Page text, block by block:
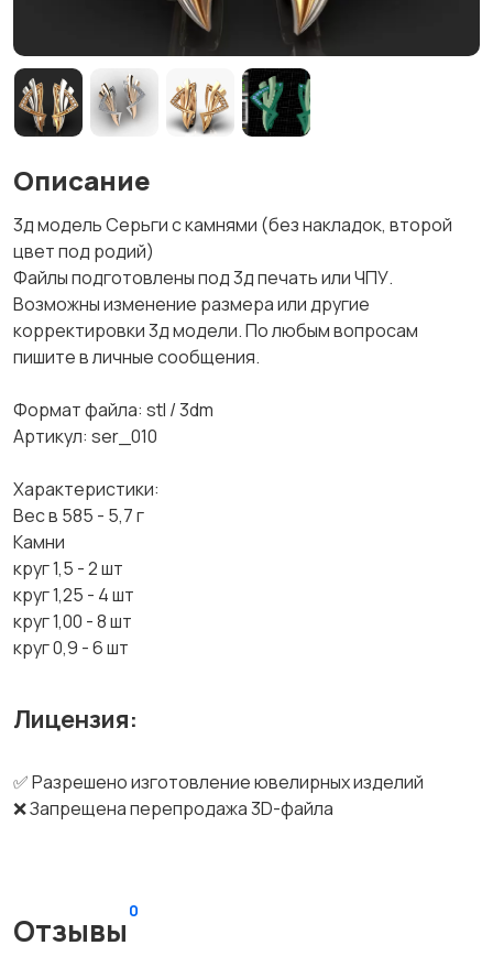
Описание
3д модель Серьги с камнями (без накладок, второй
цвет под родий)
Файлы подготовлены под 3д печать или ЧПУ.
Возможны изменение размера или другие
корректировки 3д модели. По любым вопросам
пишите в личные сообщения.
Формат файла: stl / 3dm
Артикул: ser_010
Характеристики:
Вес в 585 - 5,7 г
Камни
круг 1,5 - 2 шт
круг 1,25 - 4 шт
круг 1,00 - 8 шт
круг 0,9 - 6 шт
Лицензия:
✅ Разрешено изготовление ювелирных изделий
❌ Запрещена перепродажа 3D-файла
Отзывы
0